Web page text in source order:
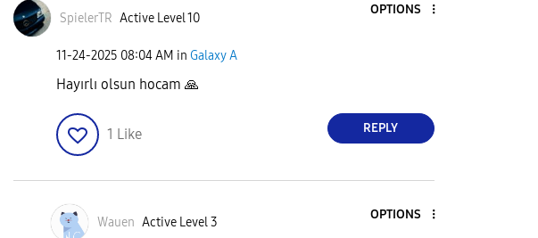
SpielerTR Active Level 10
OPTIONS
‎11-24-2025 08:04 AM in Galaxy A
Hayırlı olsun hocam 🙏
1 Like REPLY
Wauen Active Level 3
OPTIONS